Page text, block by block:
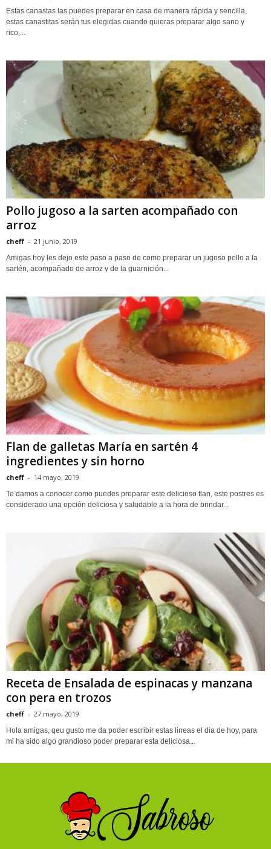
Estas canastas las puedes preparar en casa de manera rápida y sencilla,
estas canastitas serán tus elegidas cuando quieras preparar algo sano y
rico,...
Pollo jugoso a la sarten acompañado con
arroz
cheff - 21 junio, 2019
Amigas hoy les dejo este paso a paso de como preparar un jugoso pollo a la
sartén, acompañado de arroz y de la guarnición...
Flan de galletas María en sartén 4
ingredientes y sin horno
cheff - 14 mayo, 2019
Te damos a conocer como puedes preparar este delicioso flan, este postres es
considerado una opción deliciosa y saludable a la hora de brindar...
Receta de Ensalada de espinacas y manzana
con pera en trozos
cheff - 27 mayo, 2019
Hola amigas, qeu gusto me da poder escribir estas lineas el dia de hoy, para
mi ha sido algo grandioso poder preparar esta deliciosa...